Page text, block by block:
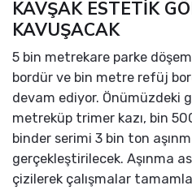
KAVŞAK ESTETİK
KAVUŞACAK
5 bin metrekare parke
bordür ve bin metre refüj
devam ediyor. Önümüzdeki
metreküp trimer kazı, bin
binder serimi 3 bin ton
gerçekleştirilecek. Aşınma
çizilerek çalışmalar